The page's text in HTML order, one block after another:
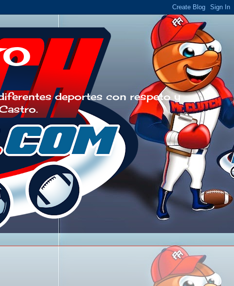
deportes con respeto y